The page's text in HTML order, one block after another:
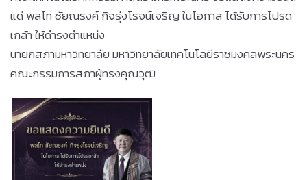
แด่ พลโท ชัยณรงค์ กิจรุ่งโรจน์เจริญ ในโอกาส ได้รับการโปรด
เกล้า ให้ดำรงตำแหน่ง
นายกสภามหาวิทยาลัย มหาวิทยาลัยเทคโนโลยีราชมงคลพระนคร
คณะกรรมการสภาผู้ทรงคุณวุฒิ